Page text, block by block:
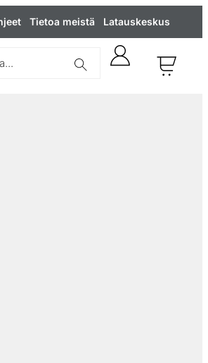
Tietoa meistä Latauskeskus